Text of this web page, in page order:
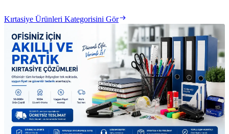
Kırtasiye Ürünleri Kategorisini Gör